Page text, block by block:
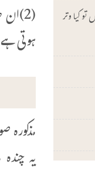
ہوتی
یہ
کیا وتر